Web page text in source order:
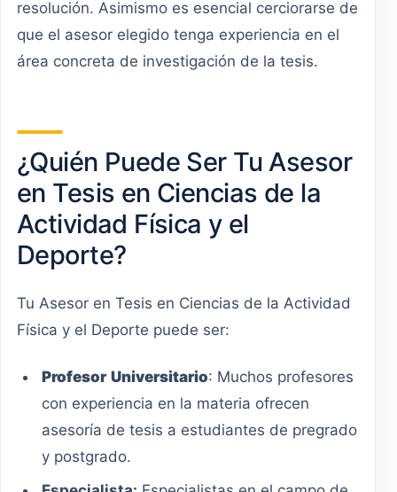
resolución. Asimismo es esencial cerciorarse de
que el asesor elegido tenga experiencia en el
área concreta de investigación de la tesis.
¿Quién Puede Ser Tu Asesor
en Tesis en Ciencias de la
Actividad Física y el
Deporte?
Tu Asesor en Tesis en Ciencias de la Actividad
Física y el Deporte puede ser:
Profesor Universitario: Muchos profesores
con experiencia en la materia ofrecen
asesoría de tesis a estudiantes de pregrado
y postgrado.